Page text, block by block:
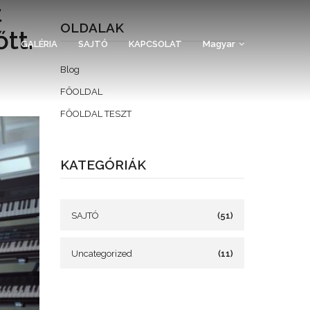
GALÉRIA SAJTÓ KAPCSOLAT Magyar
OLDALAK
Blog
FŐOLDAL
FŐOLDAL TESZT
KATEGÓRIÁK
SAJTÓ (51)
Uncategorized (11)